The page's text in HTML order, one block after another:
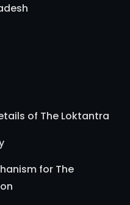
of The Loktantra
for The